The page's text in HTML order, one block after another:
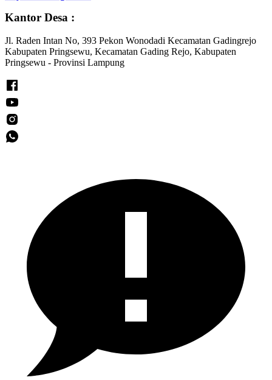
Kantor Desa :
Jl. Raden Intan No, 393 Pekon Wonodadi Kecamatan Gadingrejo
Kabupaten Pringsewu, Kecamatan Gading Rejo, Kabupaten
Pringsewu - Provinsi Lampung